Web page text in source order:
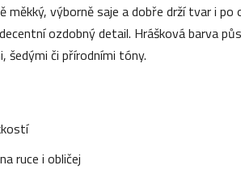
měkký, výborně saje a dobře drží tvar i po
ozdobný detail. Hrášková barva
šedými či přírodními tóny.
ruce i obličej